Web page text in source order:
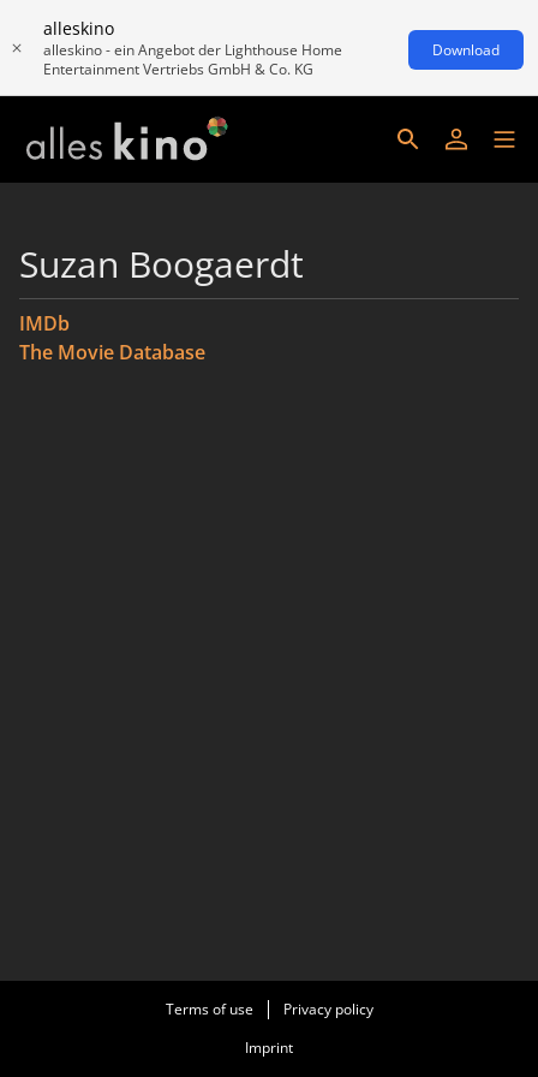
alleskino
alleskino - ein Angebot der Lighthouse Home
Entertainment Vertriebs GmbH & Co. KG
Download
Suzan Boogaerdt
IMDb
The Movie Database
Terms of use
Privacy policy
Imprint